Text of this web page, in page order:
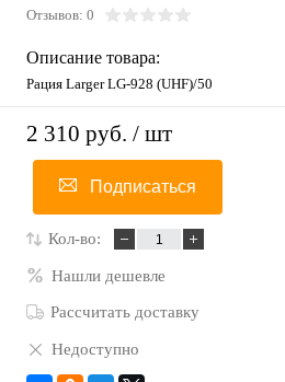
Отзывов: 0
Описание товара:
Рация Larger LG-928 (UHF)/50
2 310 руб. / шт
Подписаться
Кол-во:
Нашли дешевле
Рассчитать доставку
Недоступно